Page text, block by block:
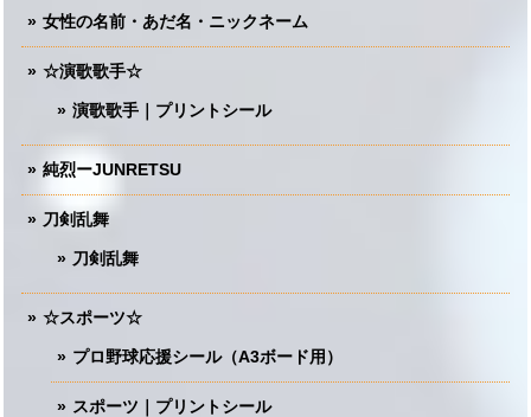
女性の名前・あだ名・ニックネーム
☆演歌歌手☆
演歌歌手｜プリントシール
純烈ーJUNRETSU
刀剣乱舞
刀剣乱舞
☆スポーツ☆
プロ野球応援シール（A3ボード用）
スポーツ｜プリントシール